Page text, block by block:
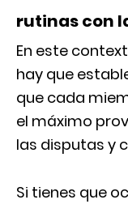
rutinas con
En este
hay que
que cada
el máximo
las disputas y
Si tienes que